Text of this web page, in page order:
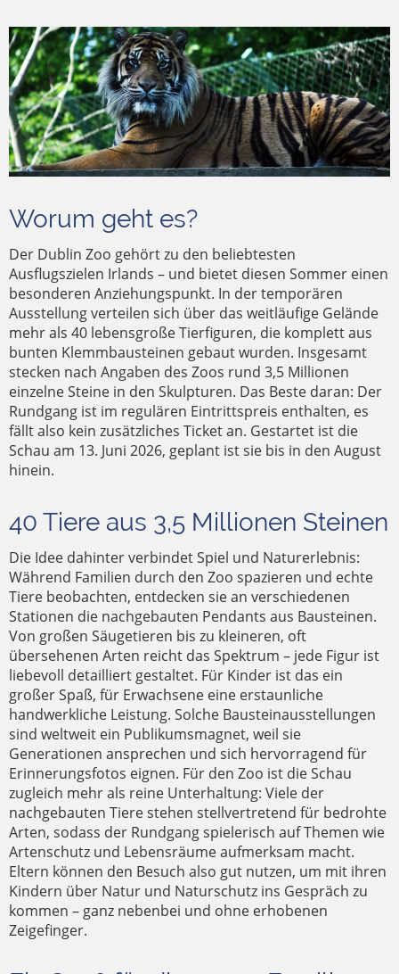
Worum geht es?
Der Dublin Zoo gehört zu den beliebtesten
Ausflugszielen Irlands – und bietet diesen Sommer einen
besonderen Anziehungspunkt. In der temporären
Ausstellung verteilen sich über das weitläufige Gelände
mehr als 40 lebensgroße Tierfiguren, die komplett aus
bunten Klemmbausteinen gebaut wurden. Insgesamt
stecken nach Angaben des Zoos rund 3,5 Millionen
einzelne Steine in den Skulpturen. Das Beste daran: Der
Rundgang ist im regulären Eintrittspreis enthalten, es
fällt also kein zusätzliches Ticket an. Gestartet ist die
Schau am 13. Juni 2026, geplant ist sie bis in den August
hinein.
40 Tiere aus 3,5 Millionen Steinen
Die Idee dahinter verbindet Spiel und Naturerlebnis:
Während Familien durch den Zoo spazieren und echte
Tiere beobachten, entdecken sie an verschiedenen
Stationen die nachgebauten Pendants aus Bausteinen.
Von großen Säugetieren bis zu kleineren, oft
übersehenen Arten reicht das Spektrum – jede Figur ist
liebevoll detailliert gestaltet. Für Kinder ist das ein
großer Spaß, für Erwachsene eine erstaunliche
handwerkliche Leistung. Solche Bausteinausstellungen
sind weltweit ein Publikumsmagnet, weil sie
Generationen ansprechen und sich hervorragend für
Erinnerungsfotos eignen. Für den Zoo ist die Schau
zugleich mehr als reine Unterhaltung: Viele der
nachgebauten Tiere stehen stellvertretend für bedrohte
Arten, sodass der Rundgang spielerisch auf Themen wie
Artenschutz und Lebensräume aufmerksam macht.
Eltern können den Besuch also gut nutzen, um mit ihren
Kindern über Natur und Naturschutz ins Gespräch zu
kommen – ganz nebenbei und ohne erhobenen
Zeigefinger.